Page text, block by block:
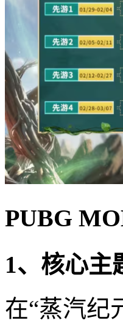
PUBG
1、核心主
在“蒸汽纪